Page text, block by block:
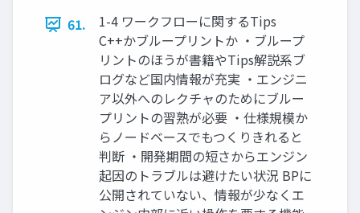
61.
1-4 ワークフローに関するTips
C++かブループリントか ・ブループ
リントのほうが書籍やTips解説系ブ
ログなど国内情報が充実 ・エンジニ
ア以外へのレクチャのためにブルー
プリントの習熟が必要 ・仕様規模か
らノードベースでもつくりきれると
判断 ・開発期間の短さからエンジン
起因のトラブルは避けたい状況 BPに
公開されていない、情報が少なくエ